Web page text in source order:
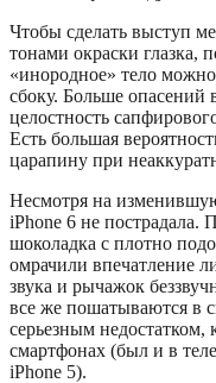
Чтобы сделать выступ
тонами окраски глазка,
«инородное» тело
сбоку. Больше опасений
целостность
Есть большая
царапину при
Несмотря на
iPhone 6 не пострадала.
шоколадка с плотно
омрачили впечатление
звука и рычажок
все же пошатываются в
серьезным недостатком,
смартфонах (был и в
iPhone 5).